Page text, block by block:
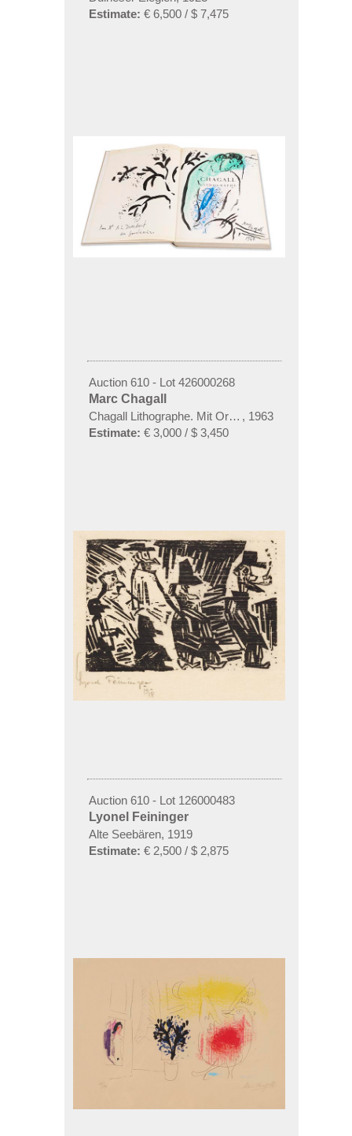
Estimate: € 6,500 / $ 7,475
Auction 610 - Lot 426000268
Marc Chagall
Chagall Lithographe. Mit Orig.-Zeichnung von
, 1963
Estimate: € 3,000 / $ 3,450
Auction 610 - Lot 126000483
Lyonel Feininger
Alte Seebären, 1919
Estimate: € 2,500 / $ 2,875